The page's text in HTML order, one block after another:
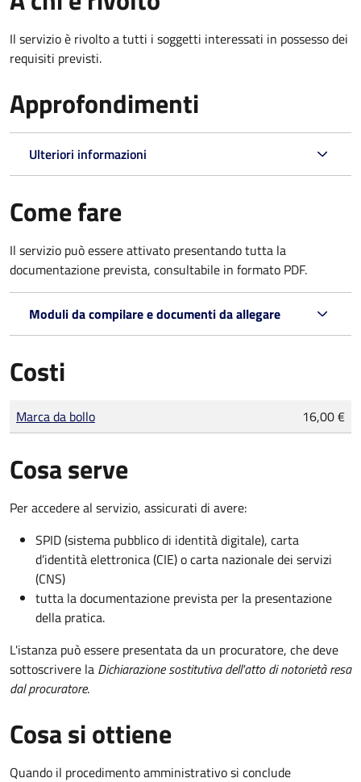
Il servizio è rivolto a tutti i soggetti interessati in possesso dei
requisiti previsti.
Approfondimenti
Ulteriori informazioni
Come fare
Il servizio può essere attivato presentando tutta la
documentazione prevista, consultabile in formato PDF.
Moduli da compilare e documenti da allegare
Costi
Tipo di pagamento
Importo
Marca da bollo 16,00 €
Cosa serve
Per accedere al servizio, assicurati di avere:
SPID (sistema pubblico di identità digitale), carta
d’identità elettronica (CIE) o carta nazionale dei servizi
(CNS)
tutta la documentazione prevista per la presentazione
della pratica.
L'istanza può essere presentata da un procuratore, che deve
sottoscrivere la Dichiarazione sostitutiva dell'atto di notorietà resa
dal procuratore.
Cosa si ottiene
Quando il procedimento amministrativo si conclude